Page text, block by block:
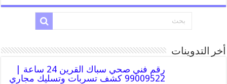
أخر التدوينات
رقم فني صحي سباك القرين 24 ساعة |
99009522 كشف تسربات وتسليك مجاري